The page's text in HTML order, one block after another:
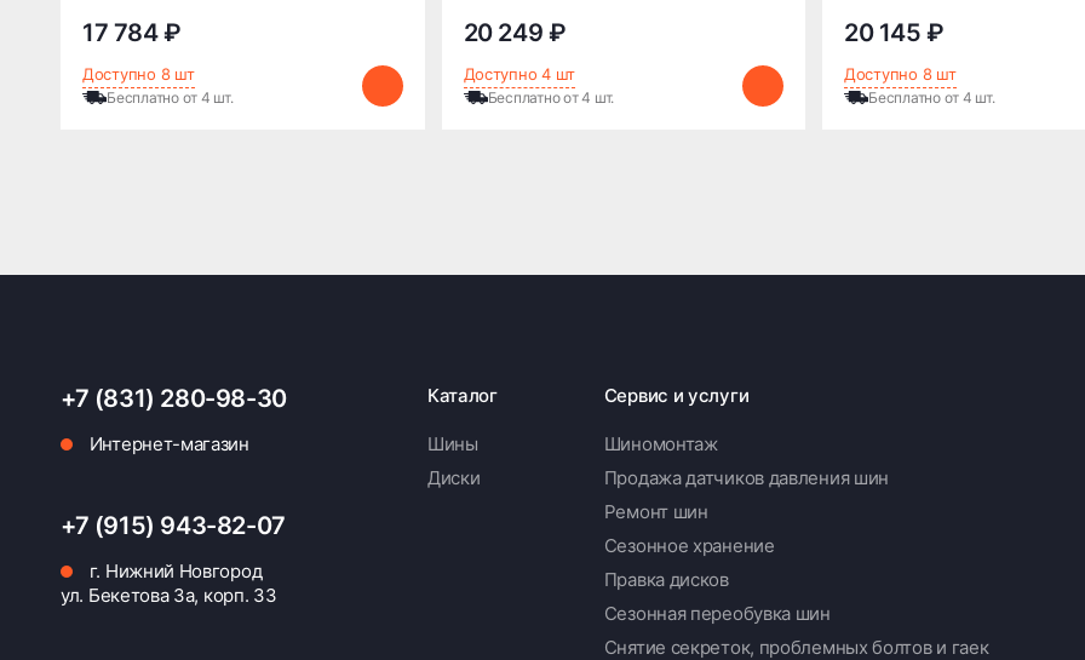
17 784 ₽
Доступно 8 шт
Бесплатно от 4 шт.
20 249 ₽
Доступно 4 шт
Бесплатно от 4 шт.
20 145 ₽
Доступно 8 шт
Бесплатно от 4 шт.
+7 (831) 280-98-30
Интернет-магазин
+7 (915) 943-82-07
г. Нижний Новгород
ул. Бекетова 3а, корп. 33
Каталог
Шины
Диски
Сервис и услуги
Шиномонтаж
Продажа датчиков давления шин
Ремонт шин
Сезонное хранение
Правка дисков
Сезонная переобувка шин
Снятие секреток, проблемных болтов и гаек